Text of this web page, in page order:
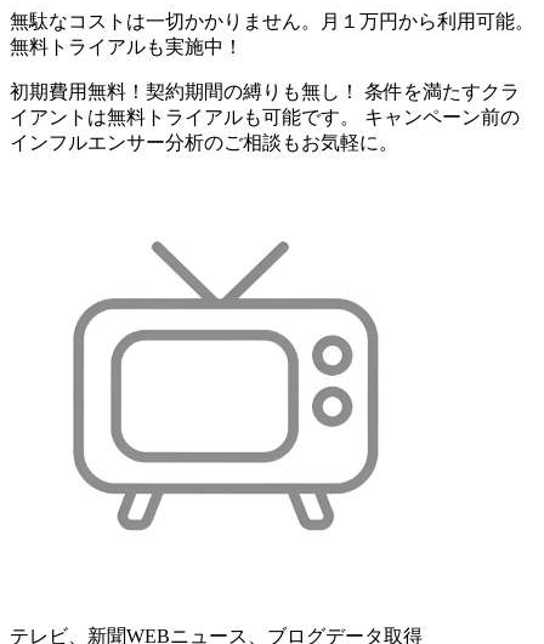
無駄なコストは一切かかりません。月１万円から利用可能。
無料トライアルも実施中！
初期費用無料！契約期間の縛りも無し！ 条件を満たすクラ
イアントは無料トライアルも可能です。 キャンペーン前の
インフルエンサー分析のご相談もお気軽に。
テレビ、新聞WEBニュース、ブログデータ取得